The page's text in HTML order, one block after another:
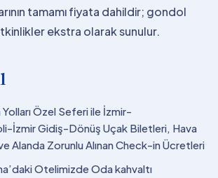
tamamı fiyata dahildir; gondol
ekstra olarak sunulur.
Özel Seferi ile İzmir-
İzmir Gidiş-Dönüş Uçak Biletleri, Hava
Alanda Zorunlu Alınan Check-in Ücretleri
Otelimizde Oda kahvaltı